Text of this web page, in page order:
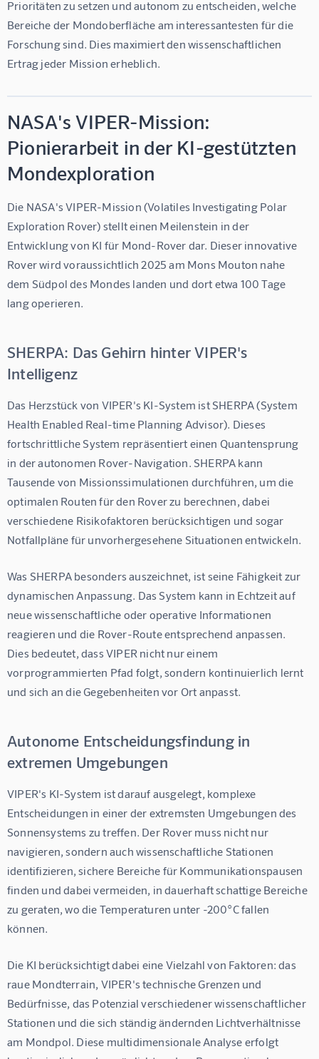
Prioritäten zu setzen und autonom zu entscheiden, welche
Bereiche der Mondoberfläche am interessantesten für die
Forschung sind. Dies maximiert den wissenschaftlichen
Ertrag jeder Mission erheblich.
NASA's VIPER-Mission:
Pionierarbeit in der KI-gestützten
Mondexploration
Die NASA's VIPER-Mission (Volatiles Investigating Polar
Exploration Rover) stellt einen Meilenstein in der
Entwicklung von KI für Mond-Rover dar. Dieser innovative
Rover wird voraussichtlich 2025 am Mons Mouton nahe
dem Südpol des Mondes landen und dort etwa 100 Tage
lang operieren.
SHERPA: Das Gehirn hinter VIPER's
Intelligenz
Das Herzstück von VIPER's KI-System ist SHERPA (System
Health Enabled Real-time Planning Advisor). Dieses
fortschrittliche System repräsentiert einen Quantensprung
in der autonomen Rover-Navigation. SHERPA kann
Tausende von Missionssimulationen durchführen, um die
optimalen Routen für den Rover zu berechnen, dabei
verschiedene Risikofaktoren berücksichtigen und sogar
Notfallpläne für unvorhergesehene Situationen entwickeln.
Was SHERPA besonders auszeichnet, ist seine Fähigkeit zur
dynamischen Anpassung. Das System kann in Echtzeit auf
neue wissenschaftliche oder operative Informationen
reagieren und die Rover-Route entsprechend anpassen.
Dies bedeutet, dass VIPER nicht nur einem
vorprogrammierten Pfad folgt, sondern kontinuierlich lernt
und sich an die Gegebenheiten vor Ort anpasst.
Autonome Entscheidungsfindung in
extremen Umgebungen
VIPER's KI-System ist darauf ausgelegt, komplexe
Entscheidungen in einer der extremsten Umgebungen des
Sonnensystems zu treffen. Der Rover muss nicht nur
navigieren, sondern auch wissenschaftliche Stationen
identifizieren, sichere Bereiche für Kommunikationspausen
finden und dabei vermeiden, in dauerhaft schattige Bereiche
zu geraten, wo die Temperaturen unter -200°C fallen
können.
Die KI berücksichtigt dabei eine Vielzahl von Faktoren: das
raue Mondterrain, VIPER's technische Grenzen und
Bedürfnisse, das Potenzial verschiedener wissenschaftlicher
Stationen und die sich ständig ändernden Lichtverhältnisse
am Mondpol. Diese multidimensionale Analyse erfolgt